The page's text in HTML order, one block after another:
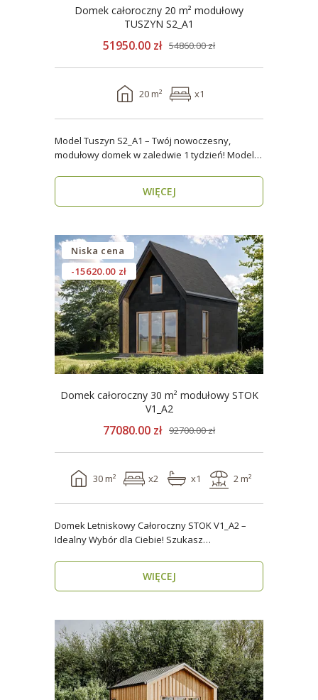
Domek całoroczny 20 m² modułowy
TUSZYN S2_A1
51950.00 zł 54860.00 zł
20 m² x1
Model Tuszyn S2_A1 – Twój nowoczesny,
modułowy domek w zaledwie 1 tydzień! Model
WIĘCEJ
Niska cena
-15620.00 zł
Domek całoroczny 30 m² modułowy STOK
V1_A2
77080.00 zł 92700.00 zł
30 m² x2 x1 2 m²
Domek Letniskowy Całoroczny STOK V1_A2 –
Idealny Wybór dla Ciebie! Szukasz
WIĘCEJ